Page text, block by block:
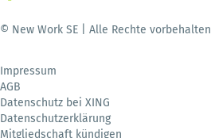
© New Work SE | Alle Rechte vorbehalten
Impressum
AGB
Datenschutz bei XING
Datenschutzerklärung
Mitgliedschaft kündigen